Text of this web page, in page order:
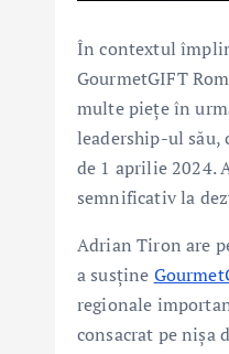
În contextul
GourmetGIFT
multe piețe în
leadership-ul său,
de 1 aprilie 2024.
semnificativ la
Adrian Tiron are
a susține
regionale
consacrat pe nișa